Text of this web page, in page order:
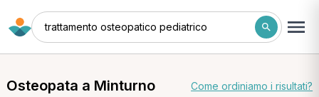
trattamento osteopatico pediatrico
Osteopata a Minturno Come ordiniamo i risultati?